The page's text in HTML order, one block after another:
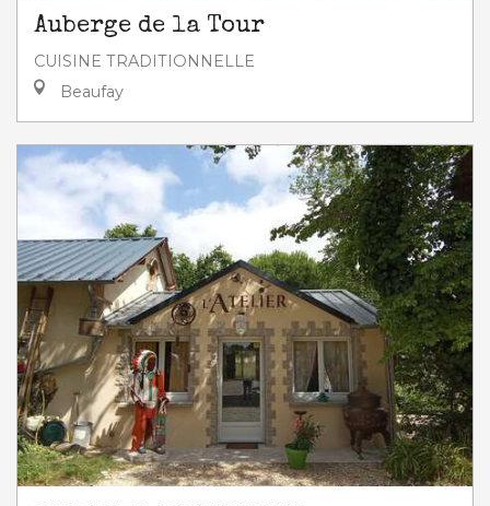
Auberge de la Tour
CUISINE TRADITIONNELLE
Beaufay